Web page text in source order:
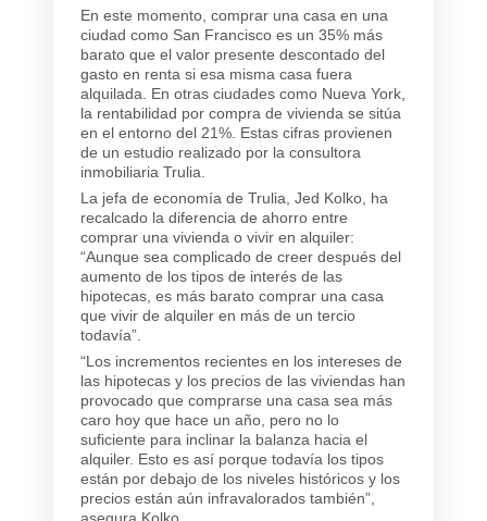
En este momento, comprar una casa en una
ciudad como San Francisco es un 35% más
barato que el valor presente descontado del
gasto en renta si esa misma casa fuera
alquilada. En otras ciudades como Nueva York,
la rentabilidad por compra de vivienda se sitúa
en el entorno del 21%. Estas cifras provienen
de un estudio realizado por la consultora
inmobiliaria Trulia.
La jefa de economía de Trulia, Jed Kolko, ha
recalcado la diferencia de ahorro entre
comprar una vivienda o vivir en alquiler:
“Aunque sea complicado de creer después del
aumento de los tipos de interés de las
hipotecas, es más barato comprar una casa
que vivir de alquiler en más de un tercio
todavía”.
“Los incrementos recientes en los intereses de
las hipotecas y los precios de las viviendas han
provocado que comprarse una casa sea más
caro hoy que hace un año, pero no lo
suficiente para inclinar la balanza hacia el
alquiler. Esto es así porque todavía los tipos
están por debajo de los niveles históricos y los
precios están aún infravalorados también”,